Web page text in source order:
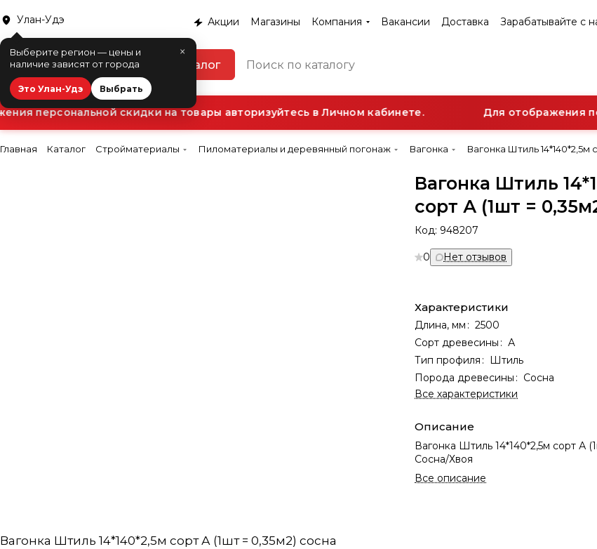
Улан-Удэ
×
Выберите регион — цены и
наличие зависят от города
Это Улан-Удэ Выбрать
Акции Магазины Компания Вакансии Доставка Зарабатывайте с
Каталог
персональной скидки на товары авторизуйтесь в Личном кабинете. Для отображения
Главная Каталог Стройматериалы Пиломатериалы и деревянный погонаж Вагонка Вагонка Штиль 14*140*2,5м
Вагонка Штиль
сорт А (1шт =
Код: 948207
0 Нет отзывов
Характеристики
Длина, мм : 2500
Сорт древесины : А
Тип профиля : Штиль
Порода древесины : Сосна
Все характеристики
Описание
Вагонка Штиль 14*140*2,5м сорт А
Сосна/Хвоя
Все описание
Вагонка Штиль 14*140*2,5м сорт А (1шт = 0,35м2) сосна